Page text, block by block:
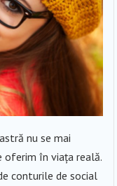
nu se mai
oferim în viața reală.
conturile de social